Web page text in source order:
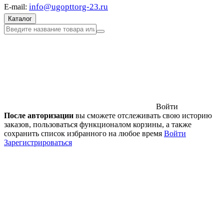
E-mail: info@ugopttorg-23.ru
Каталог
Войти
После авторизации вы сможете отслеживать свою историю
заказов, пользоваться функционалом корзины, а также
сохранить список избранного на любое время Войти
Зарегистрироваться